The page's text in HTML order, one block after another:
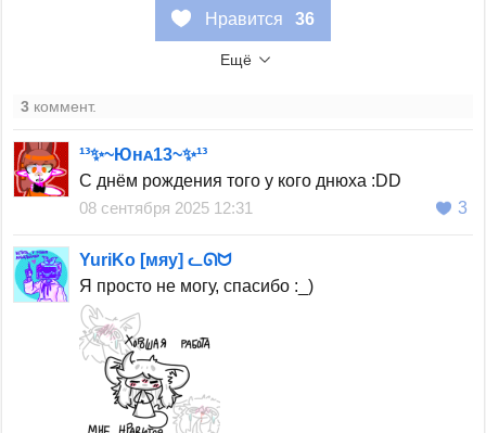
Нравится 36
Ещё
3 коммент.
¹³✨~Юнᴀ13~✨¹³
С днём рождения того у кого днюха :DD
08 сентября 2025 12:31
3
YuriKo [мяу] ᓚᘏᗢ
Я просто не могу, спасибо :_)